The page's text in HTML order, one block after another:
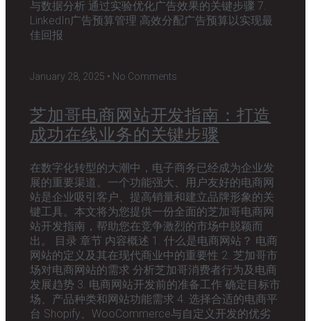
与数据分析 通过实验优化广告效果的关键步骤 7.
LinkedIn广告预算管理 高效分配广告预算以实现最
佳回报
January 28, 2025 No Comments
芝加哥电商网站开发指南：打造
成功在线业务的关键步骤
在数字化转型的大潮中，电子商务已经成为企业发
展的重要渠道。一个功能强大、用户友好的电商网
站是企业吸引客户、提高销量和建立品牌形象的关
键工具。本文将为您提供一份全面的芝加哥电商网
站开发指南，帮助您在竞争激烈的市场中脱颖而
出。 目录 章节 内容概述 1. 什么是电商网站？ 电商
网站的定义及其在现代商业中的重要性 2. 芝加哥市
场对电商网站的需求 分析芝加哥消费者行为及电商
发展趋势 3. 电商网站开发前的准备工作 确定目标市
场、产品种类和网站功能需求 4. 选择合适的电商平
台 Shopify、WooCommerce与自定义开发的优劣